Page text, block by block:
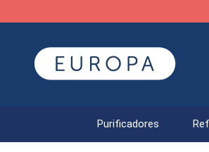
Purificadores